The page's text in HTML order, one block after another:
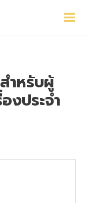
Menu
ำหรับผู้
งประจำ